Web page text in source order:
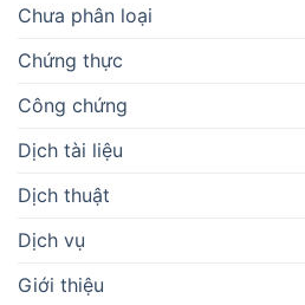
Chưa phân loại
Chứng thực
Công chứng
Dịch tài liệu
Dịch thuật
Dịch vụ
Giới thiệu